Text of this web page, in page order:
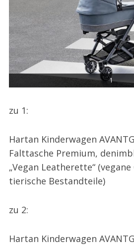
1
zu 1:
Hartan Kinderwagen
Falttasche Premium,
„Vegan Leatherette“
tierische Bestandteile)
zu 2:
Hartan Kinderwagen